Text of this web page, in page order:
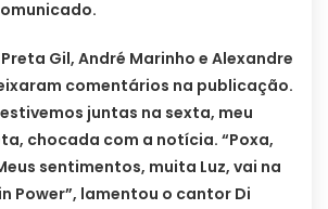
Gil, André Marinho e Alexandre
comentários na publicação.
juntas na sexta, meu
chocada com a notícia. “Poxa,
sentimentos, muita Luz, vai na
Power”, lamentou o cantor Di